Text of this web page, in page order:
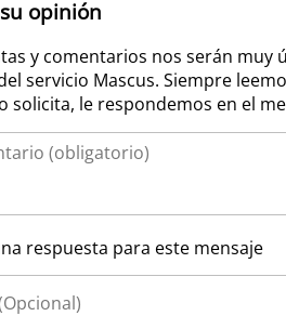
opinión
y comentarios nos serán muy
servicio Mascus. Siempre
solicita, le respondemos en el
respuesta para este mensaje